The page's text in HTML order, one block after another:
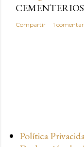
Compartir 1
Política